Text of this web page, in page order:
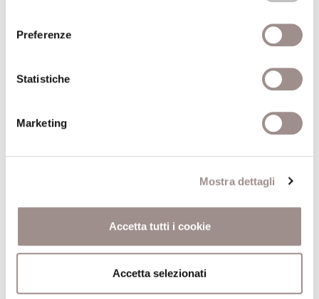
Preferenze
Statistiche
Marketing
Mostra dettagli
Accetta tutti i cookie
Accetta selezionati
Il diritto divino dell'Islam
Silvio Ferrari
Centro Studi Religiosi
Tra legge e coscienza
Trasformazioni dell'obbedienza dal Medioevo alla
prima età moderna
Paolo Prodi